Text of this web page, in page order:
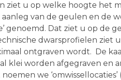
ziet u op welke hoogte het
van de geulen en de
genoemd. Dat ziet u op de
dwarsprofielen ziet
ontgraven wordt. De
klei worden afgegraven en
we